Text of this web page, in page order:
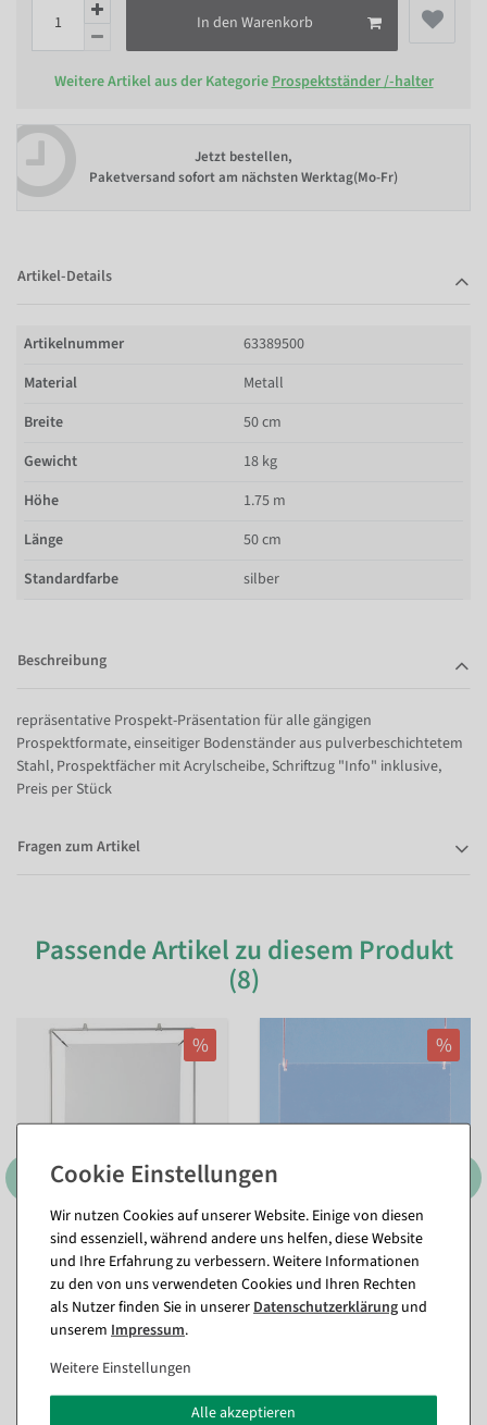
In den Warenkorb
Weitere Artikel aus der Kategorie Prospektständer /-halter
Jetzt bestellen,
Paketversand sofort am nächsten Werktag(Mo-Fr)
Artikel-Details
Artikelnummer
63389500
Material
Metall
Breite
50 cm
Gewicht
18 kg
Höhe
1.75 m
Länge
50 cm
Standardfarbe
silber
Beschreibung
repräsentative Prospekt-Präsentation für alle gängigen
Prospektformate, einseitiger Bodenständer aus pulverbeschichtetem
Stahl, Prospektfächer mit Acrylscheibe, Schriftzug "Info" inklusive,
Preis per Stück
Fragen zum Artikel
Passende Artikel zu diesem Produkt
(8)
%
Spannrahmen DIN A3
Sofort versandfähig.
11,84 €
5,89 €
4,95 EUR zzgl. ges. MwSt.
%
Schutzhülle aus Acryl, DIN
A5, quer
Sofort versandfähig.
Wir nutzen Cookies auf unserer Website. Einige von diesen
sind essenziell, während andere uns helfen, diese Website
und Ihre Erfahrung zu verbessern. Weitere Informationen
zu den von uns verwendeten Cookies und Ihren Rechten
als Nutzer finden Sie in unsererDaten­schutz­erklärung und
unserem Impressum.
Weitere Einstellungen
Alle akzeptieren